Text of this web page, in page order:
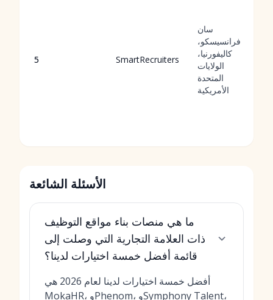
5 SmartRecruiters
سان
فرانسيسكو،
كاليفورنيا،
الولايات
المتحدة
الأمريكية
الأسئلة الشائعة
ما هي منصات بناء مواقع التوظيف
ذات العلامة التجارية التي وصلت إلى
قائمة أفضل خمسة اختيارات لدينا؟
أفضل خمسة اختيارات لدينا لعام 2026 هي
MokaHR، وPhenom، وSymphony Talent،